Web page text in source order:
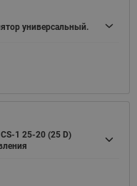
универсальный.
1 25-20 (25 D)